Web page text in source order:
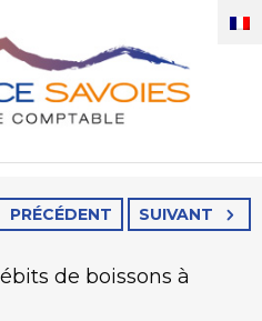
PRÉCÉDENT SUIVANT
de boissons à